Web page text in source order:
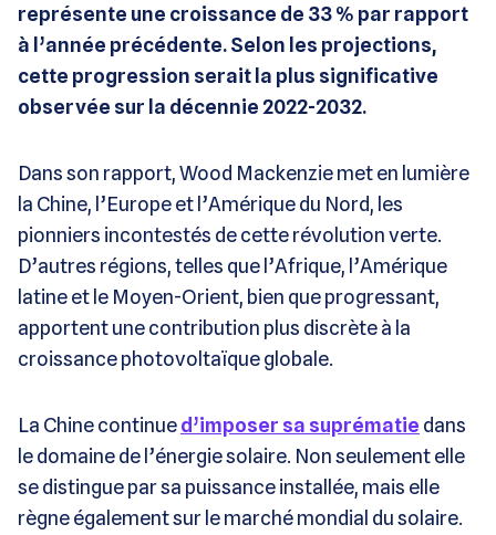
représente une croissance de 33 % par rapport
à l’année précédente. Selon les projections,
cette progression serait la plus significative
observée sur la décennie 2022-2032.
Dans son rapport, Wood Mackenzie met en lumière
la Chine, l’Europe et l’Amérique du Nord, les
pionniers incontestés de cette révolution verte.
D’autres régions, telles que l’Afrique, l’Amérique
latine et le Moyen-Orient, bien que progressant,
apportent une contribution plus discrète à la
croissance photovoltaïque globale.
La Chine continued’imposer sa suprématie dans
le domaine de l’énergie solaire. Non seulement elle
se distingue par sa puissance installée, mais elle
règne également sur le marché mondial du solaire.